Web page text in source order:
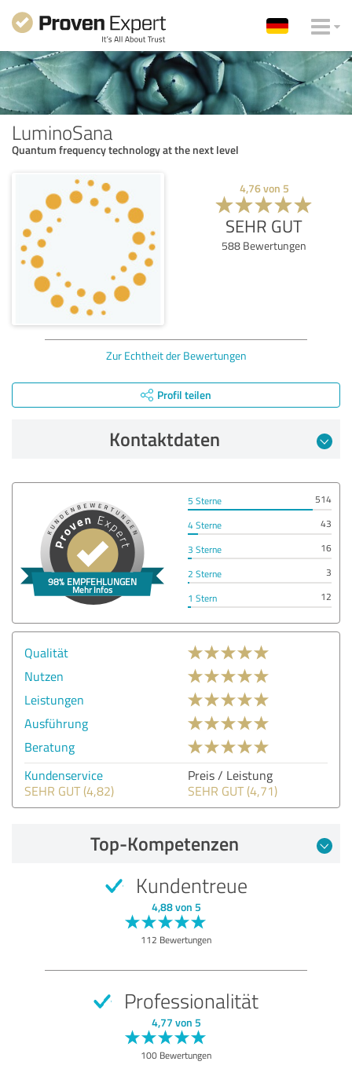
LuminoSana
Quantum frequency technology at the next level
4,76von 5
SEHR GUT
588 Bewertungen
Zur Echtheit der Bewertungen
Profil teilen
Kontaktdaten
5 Sterne
514
4 Sterne
43
3 Sterne
16
2 Sterne
3
1 Stern
12
Qualität
Nutzen
Leistungen
Ausführung
Beratung
Kundenservice
SEHR GUT (4,82)
Preis / Leistung
SEHR GUT (4,71)
Top-Kompetenzen
Kundentreue
4,88 von 5
112 Bewertungen
Professionalität
4,77 von 5
100 Bewertungen